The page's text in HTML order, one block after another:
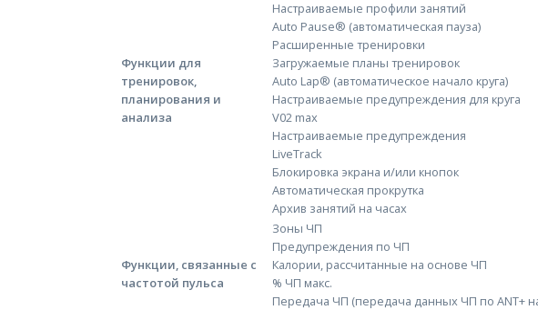
Функции для
тренировок,
планирования и
анализа
Настраиваемые профили занятий
Auto Pause® (автоматическая пауза)
Расширенные тренировки
Загружаемые планы тренировок
Auto Lap® (автоматическое начало круга)
Настраиваемые предупреждения для круга
V02 max
Настраиваемые предупреждения
LiveTrack
Блокировка экрана и/или кнопок
Автоматическая прокрутка
Архив занятий на часах
Функции, связанные с
частотой пульса
Зоны ЧП
Предупреждения по ЧП
Калории, рассчитанные на основе ЧП
% ЧП макс.
Передача ЧП (передача данных ЧП по ANT+